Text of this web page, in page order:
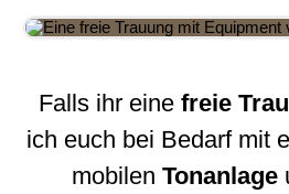
Falls ihr eine freie
ich euch bei Bedarf mit
mobilen Tonanlage